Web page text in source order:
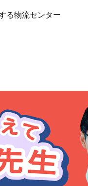
流センター